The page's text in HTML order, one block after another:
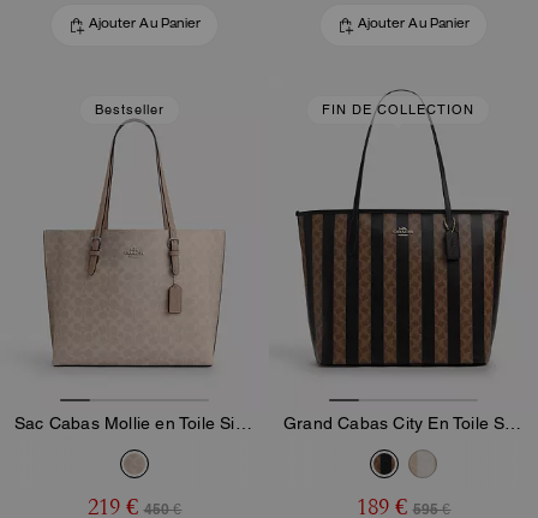
Ajouter Au Panier Ajouter Au Panier
Bestseller
219 € 450 €
FIN DE COLLECTION
189 € 595 €